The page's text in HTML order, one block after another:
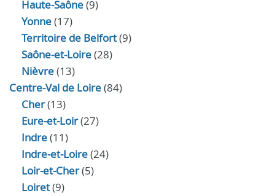
Haute‑Saône(9)
Yonne(17)
Territoire de Belfort(9)
Saône-et-Loire(28)
Nièvre(13)
Centre-Val de Loire(84)
Cher(13)
Eure‑et‑Loir(27)
Indre(11)
Indre‑et‑Loire(24)
Loir‑et‑Cher(5)
Loiret(9)